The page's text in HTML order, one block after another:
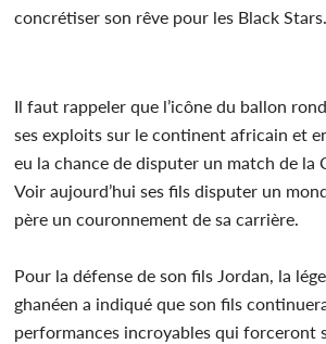
concrétiser son rêve pour les Black Stars.
Il faut rappeler que l’icône du ballon
ses exploits sur le continent africain et
eu la chance de disputer un match de la
Voir aujourd’hui ses fils disputer un
père un couronnement de sa carrière.
Pour la défense de son fils Jordan, la
ghanéen a indiqué que son fils
performances incroyables qui forceront